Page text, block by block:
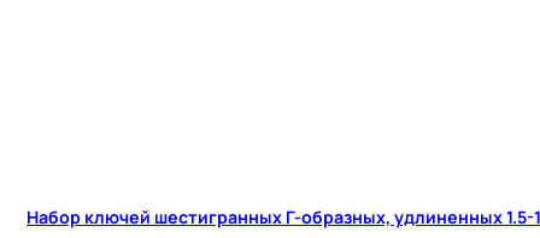
Набор ключей шестигранных Г-образных, удлиненных 1.5-